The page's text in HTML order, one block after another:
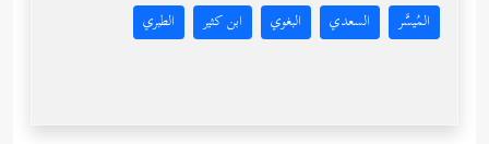
المُيسَّر السعدي البغوي ابن كثير الطبري